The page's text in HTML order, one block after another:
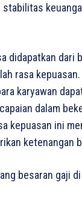
didapatkan dari
rasa
karyawan
dalam
kepuasan ini
ketenangan
besaran gaji